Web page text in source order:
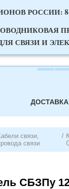
РОССИИ:
СВЯЗИ И
ДОСТАВКА
связи,
связи
/
СБЗПу